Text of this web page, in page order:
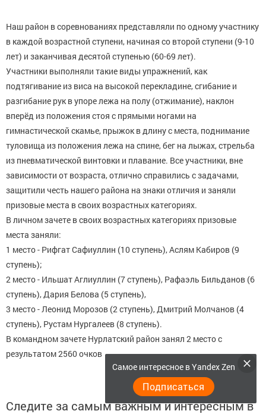
Наш район в соревнованиях представляли по одному участнику
в каждой возрастной ступени, начиная со второй ступени (9-10
лет) и заканчивая десятой ступенью (60-69 лет).
Участники выполняли такие виды упражнений, как
подтягивание из виса на высокой перекладине, сгибание и
разгибание рук в упоре лежа на полу (отжимание), наклон
вперёд из положения стоя с прямыми ногами на
гимнастической скамье, прыжок в длину с места, поднимание
туловища из положения лежа на спине, бег на лыжах, стрельба
из пневматической винтовки и плавание. Все участники, вне
зависимости от возраста, отлично справились с задачами,
защитили честь нашего района на знаки отличия и заняли
призовые места в своих возрастных категориях.
В личном зачете в своих возрастных категориях призовые
места заняли:
1 место - Рифгат Сафиуллин (10 ступень), Аслям Кабиров (9
ступень);
2 место - Ильшат Аглиуллин (7 ступень), Рафаэль Бильданов (6
ступень), Дария Белова (5 ступень),
3 место - Леонид Морозов (2 ступень), Дмитрий Молчанов (4
ступень), Рустам Нургалеев (8 ступень).
В командном зачете Нурлатский район занял 2 место с
результатом 2560 очков
Следите за самым важным и интересным в
Самое интересное в Yandex Zen
Подписаться